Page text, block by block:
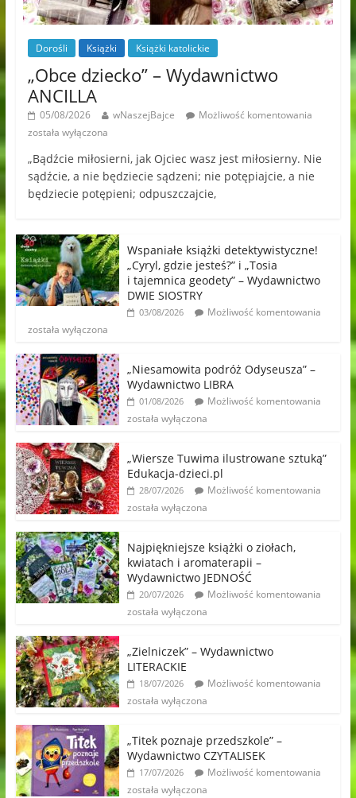
Dorośli Książki Książki katolickie
„Obce dziecko” – Wydawnictwo
ANCILLA
05/08/2026 wNaszejBajce
Możliwość komentowania
została wyłączona
„Bądźcie miłosierni, jak Ojciec wasz jest miłosierny. Nie
sądźcie, a nie będziecie sądzeni; nie potępiajcie, a nie
będziecie potępieni; odpuszczajcie,
Wspaniałe książki detektywistyczne!
„Cyryl, gdzie jesteś?” i „Tosia
i tajemnica geodety” – Wydawnictwo
DWIE SIOSTRY
03/08/2026
Możliwość komentowania
została wyłączona
„Niesamowita podróż Odyseusza” –
Wydawnictwo LIBRA
01/08/2026
Możliwość komentowania
została wyłączona
„Wiersze Tuwima ilustrowane sztuką”
Edukacja-dzieci.pl
28/07/2026
Możliwość komentowania
została wyłączona
Najpiękniejsze książki o ziołach,
kwiatach i aromaterapii –
Wydawnictwo JEDNOŚĆ
20/07/2026
Możliwość komentowania
została wyłączona
„Zielniczek” – Wydawnictwo
LITERACKIE
18/07/2026
Możliwość komentowania
została wyłączona
„Titek poznaje przedszkole” –
Wydawnictwo CZYTALISEK
17/07/2026
Możliwość komentowania
została wyłączona